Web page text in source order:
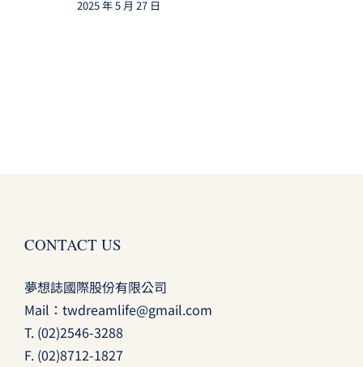
2025 年 5 月 27 日
CONTACT US
夢想誌國際股份有限公司
Mail： twdreamlife@gmail.com
T. (02)2546-3288
F. (02)8712-1827